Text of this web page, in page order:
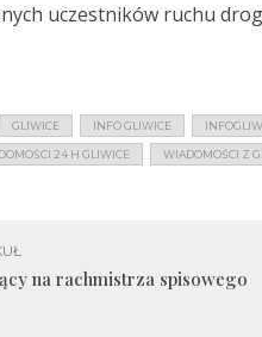
uczestników ruchu
GLIWICE INFO GLIWICE
24 H GLIWICE WIADOMOŚCI Z
na rachmistrza spisowego